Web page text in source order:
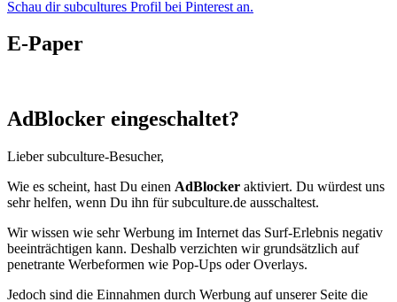
Schau dir subcultures Profil bei Pinterest an.
E-Paper
AdBlocker eingeschaltet?
Lieber subculture-Besucher,
Wie es scheint, hast Du einen AdBlocker aktiviert. Du würdest uns
sehr helfen, wenn Du ihn für subculture.de ausschaltest.
Wir wissen wie sehr Werbung im Internet das Surf-Erlebnis negativ
beeinträchtigen kann. Deshalb verzichten wir grundsätzlich auf
penetrante Werbeformen wie Pop-Ups oder Overlays.
Jedoch sind die Einnahmen durch Werbung auf unserer Seite die